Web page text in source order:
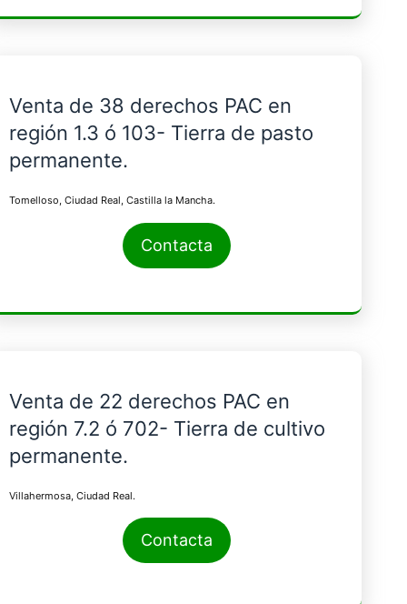
Venta de 38 derechos PAC en
región 1.3 ó 103- Tierra de pasto
permanente.
Tomelloso, Ciudad Real, Castilla la Mancha.
Contacta
Venta de 22 derechos PAC en
región 7.2 ó 702- Tierra de cultivo
permanente.
Villahermosa, Ciudad Real.
Contacta